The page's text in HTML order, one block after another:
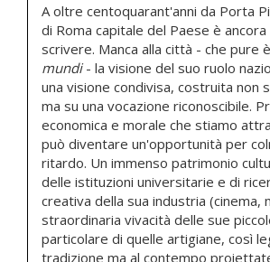
A oltre centoquarant'anni da Porta
di Roma capitale del Paese è
scrivere. Manca alla città - che pure
mundi- la visione del suo ruolo
una visione condivisa, costruita non
ma su una vocazione riconoscibile.
economica e morale che stiamo
può diventare un'opportunità per
ritardo. Un immenso patrimonio
delle istituzioni universitarie e di
creativa della sua industria (cinema,
straordinaria vivacità delle sue
particolare di quelle artigiane, così
tradizione ma al contempo